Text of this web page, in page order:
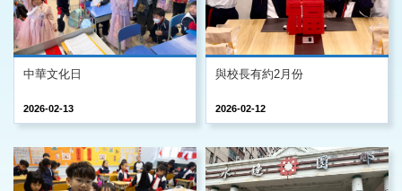
中華文化日
2026-02-13
與校長有約2月份
2026-02-12